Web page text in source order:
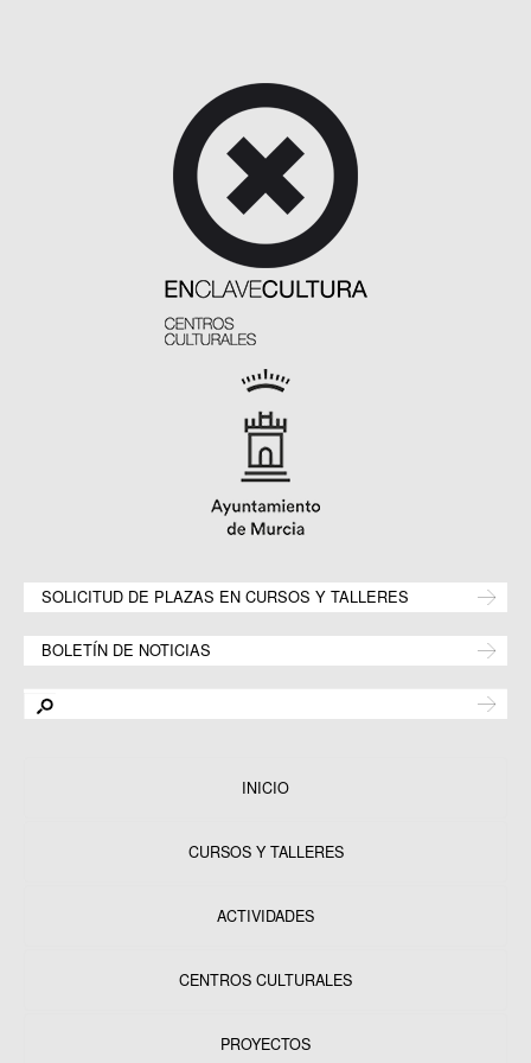
SOLICITUD DE PLAZAS EN CURSOS Y TALLERES
BOLETÍN DE NOTICIAS
INICIO
CURSOS Y TALLERES
ACTIVIDADES
CENTROS CULTURALES
PROYECTOS